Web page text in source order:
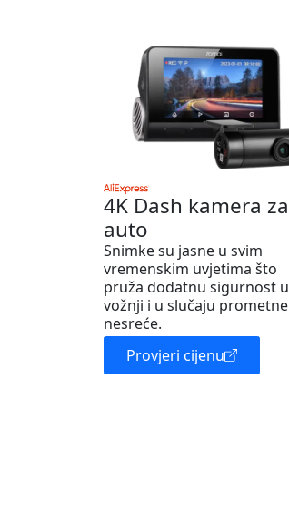
4K Dash kamera za
auto
Snimke su jasne u svim
vremenskim uvjetima što
pruža dodatnu sigurnost u
vožnji i u slučaju prometne
nesreće.
Provjeri cijenu